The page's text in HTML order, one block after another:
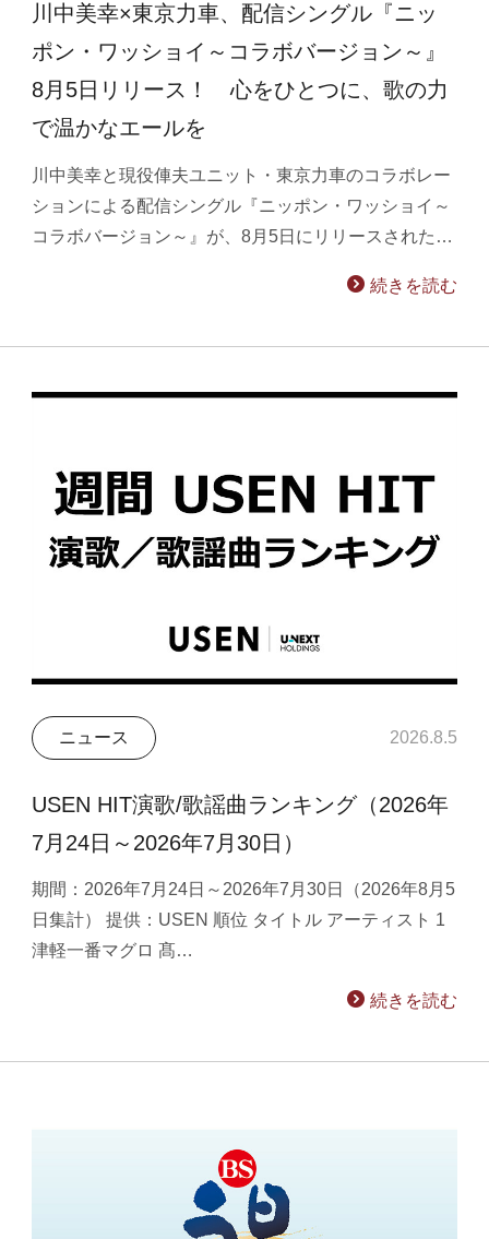
川中美幸×東京力車、配信シングル『ニッ
ポン・ワッショイ～コラボバージョン～』
8月5日リリース！ 心をひとつに、歌の力
で温かなエールを
川中美幸と現役俥夫ユニット・東京力車のコラボレー
ションによる配信シングル『ニッポン・ワッショイ～
コラボバージョン～』が、8月5日にリリースされた…
続きを読む
ニュース 2026.8.5
USEN HIT演歌/歌謡曲ランキング（2026年
7月24日～2026年7月30日）
期間：2026年7月24日～2026年7月30日（2026年8月5
日集計） 提供：USEN 順位 タイトル アーティスト 1
津軽一番マグロ 髙…
続きを読む